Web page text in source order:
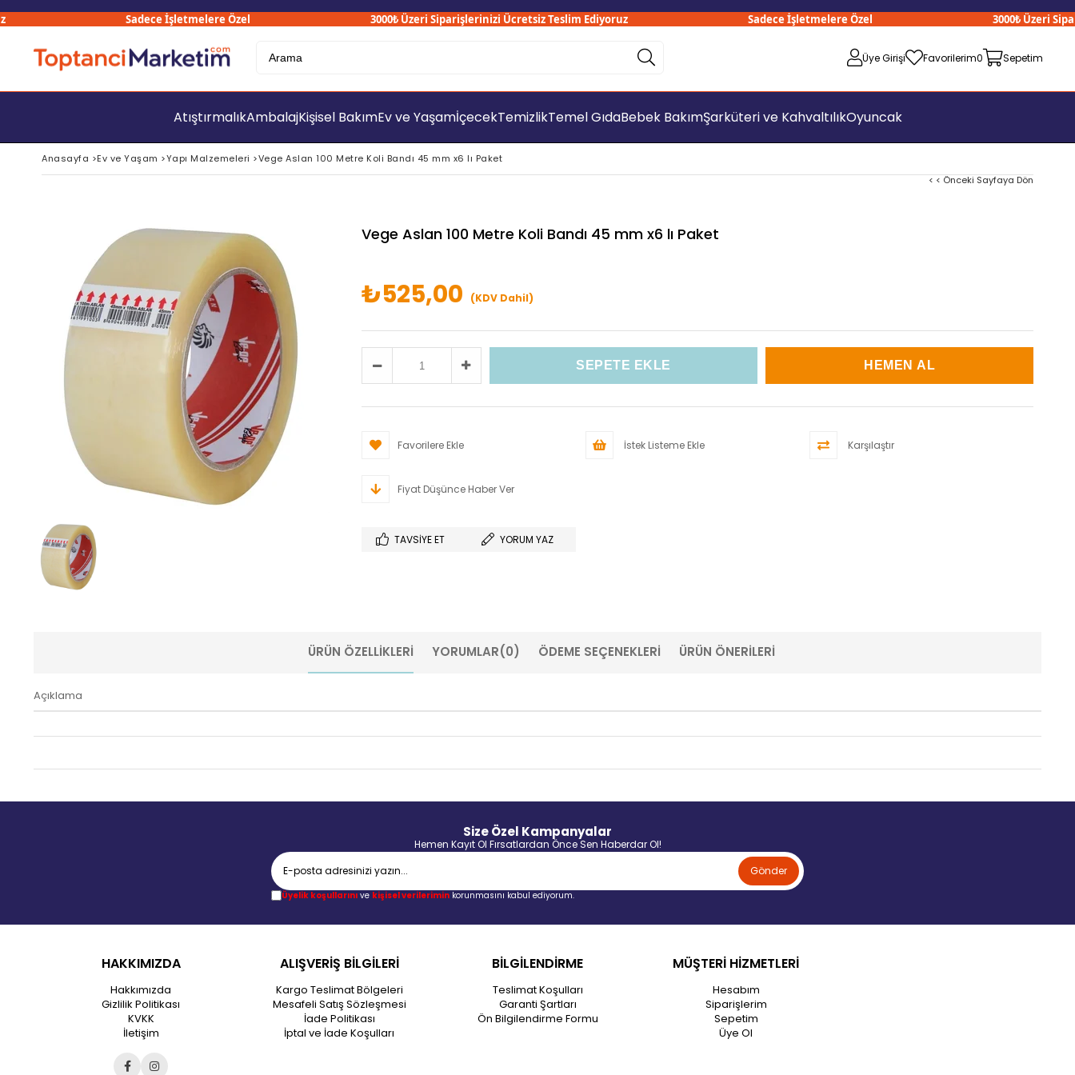
Sadece İşletmelere Özel 3000₺ Üzeri Siparişlerinizi Ücretsiz Teslim Ediyoruz Sadece İşletmelere Özel 3000₺ Üzeri
Üye Girişi Favorilerim0 Sepetim
AtıştırmalıkAmbalajKişisel BakımEv ve YaşamİçecekTemizlikTemel GıdaBebek BakımŞarküteri ve KahvaltılıkOyuncak
Anasayfa >Ev ve Yaşam >Yapı Malzemeleri >Vege Aslan 100 Metre Koli Bandı 45 mm x6 lı Paket
< < Önceki Sayfaya Dön
Vege Aslan 100 Metre Koli Bandı 45 mm x6 lı Paket
₺525,00 (KDV Dahil)
Favorilere Ekle İstek Listeme Ekle Karşılaştır
Fiyat Düşünce Haber Ver
TAVSIYE ET YORUM YAZ
ÜRÜN ÖZELLIKLERI YORUMLAR(0) ÖDEME SEÇENEKLERI ÜRÜN ÖNERILERI
Açıklama
Size Özel Kampanyalar
Hemen Kayıt Ol Fırsatlardan Önce Sen Haberdar Ol!
Gönder
Üyelik koşullarınıve kişisel verileriminkorunmasını kabul ediyorum.
HAKKIMIZDA
Hakkımızda
Gizlilik Politikası
KVKK
İletişim
ALIŞVERİŞ BİLGİLERİ
Kargo Teslimat Bölgeleri
Mesafeli Satış Sözleşmesi
İade Politikası
İptal ve İade Koşulları
BİLGİLENDİRME
Teslimat Koşulları
Garanti Şartları
Ön Bilgilendirme Formu
MÜŞTERİ HİZMETLERİ
Hesabım
Siparişlerim
Sepetim
Üye Ol